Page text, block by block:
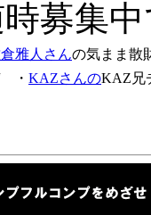
募集
雅人さんの気まま散
・ KAZさんのKAZ兄